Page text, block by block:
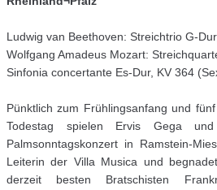
Ludwig van Beethoven: Streichtrio G-
Wolfgang Amadeus Mozart:
Sinfonia concertante Es-Dur, KV 364
Pünktlich zum Frühlingsanfang und
Todestag spielen Ervis Gega
Palmsonntagskonzert in Ramstein-
Leiterin der Villa Musica und
derzeit besten Bratschisten